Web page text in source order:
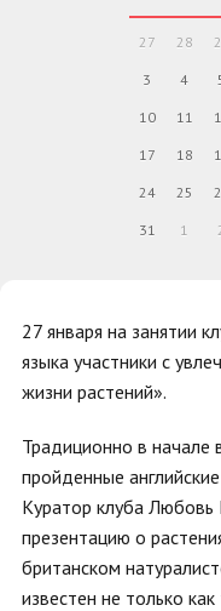
27 января на занятии
языка участники с
жизни растений».
Традиционно в начале
пройденные
Куратор клуба Любовь
презентацию о
британском
известен не только
27 28
3 4
10 11
17 18
24 25
31 1